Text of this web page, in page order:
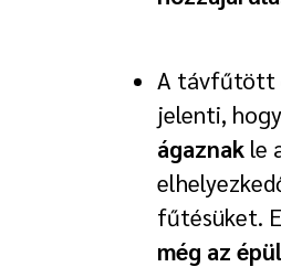
A távfűtött
jelenti,
ágaznak le
fűtésüket.
még az